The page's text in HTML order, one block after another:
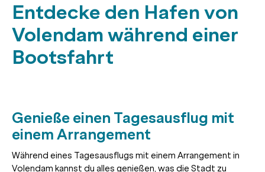
Entdecke den Hafen von
Volendam während einer
Bootsfahrt
Genieße einen Tagesausflug mit
einem Arrangement
Während eines Tagesausflugs mit einem Arrangement in
Volendam kannst du alles genießen, was die Stadt zu